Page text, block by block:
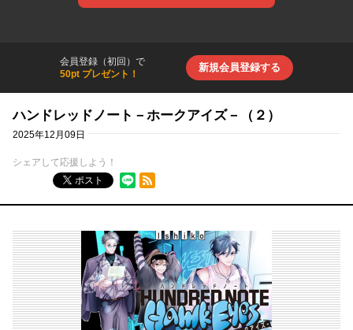
会員登録（初回）で
50pt プレゼント！
新規会員登録する
ハンドレッドノート－ホークアイズ－（２）
2025年12月09日
シェアして応援しよう！
ポスト
RSSフィード